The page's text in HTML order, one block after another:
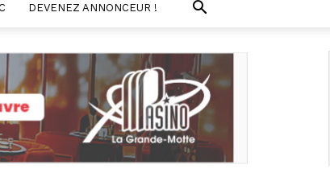
DEVENEZ ANNONCEUR !